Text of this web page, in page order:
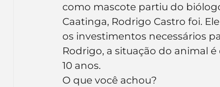
como mascote partiu do
Caatinga, Rodrigo Castro foi.
os investimentos necessários
Rodrigo, a situação do animal
10 anos.
O que você achou?